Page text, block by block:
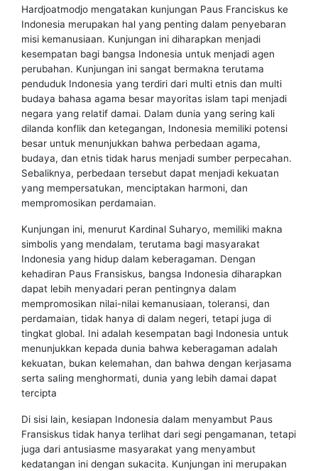
Hardjoatmodjo mengatakan kunjungan Paus Franciskus ke
Indonesia merupakan hal yang penting dalam penyebaran
misi kemanusiaan. Kunjungan ini diharapkan menjadi
kesempatan bagi bangsa Indonesia untuk menjadi agen
perubahan. Kunjungan ini sangat bermakna terutama
penduduk Indonesia yang terdiri dari multi etnis dan multi
budaya bahasa agama besar mayoritas islam tapi menjadi
negara yang relatif damai. Dalam dunia yang sering kali
dilanda konflik dan ketegangan, Indonesia memiliki potensi
besar untuk menunjukkan bahwa perbedaan agama,
budaya, dan etnis tidak harus menjadi sumber perpecahan.
Sebaliknya, perbedaan tersebut dapat menjadi kekuatan
yang mempersatukan, menciptakan harmoni, dan
mempromosikan perdamaian.
Kunjungan ini, menurut Kardinal Suharyo, memiliki makna
simbolis yang mendalam, terutama bagi masyarakat
Indonesia yang hidup dalam keberagaman. Dengan
kehadiran Paus Fransiskus, bangsa Indonesia diharapkan
dapat lebih menyadari peran pentingnya dalam
mempromosikan nilai-nilai kemanusiaan, toleransi, dan
perdamaian, tidak hanya di dalam negeri, tetapi juga di
tingkat global. Ini adalah kesempatan bagi Indonesia untuk
menunjukkan kepada dunia bahwa keberagaman adalah
kekuatan, bukan kelemahan, dan bahwa dengan kerjasama
serta saling menghormati, dunia yang lebih damai dapat
tercipta
Di sisi lain, kesiapan Indonesia dalam menyambut Paus
Fransiskus tidak hanya terlihat dari segi pengamanan, tetapi
juga dari antusiasme masyarakat yang menyambut
kedatangan ini dengan sukacita. Kunjungan ini merupakan